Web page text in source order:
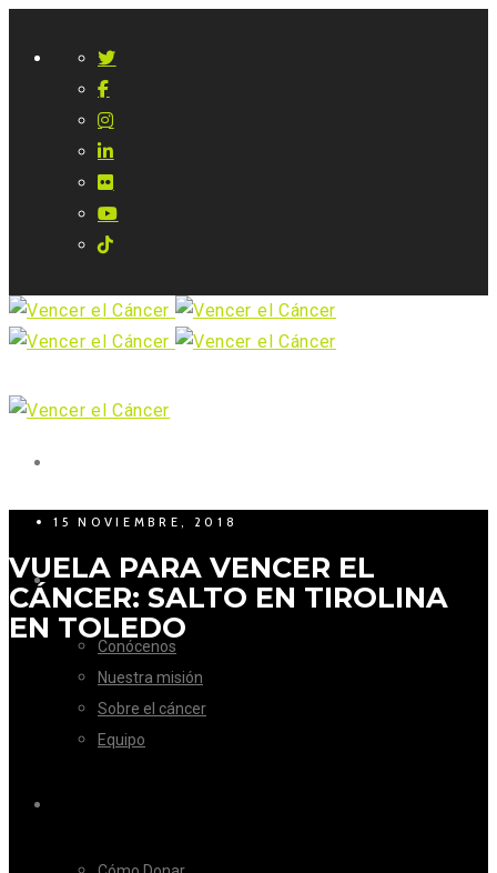
LA FUNDACIÓN
Conócenos
Nuestra misión
Sobre el cáncer
Equipo
15 NOVIEMBRE, 2018
VUELA PARA VENCER EL
CÁNCER: SALTO EN TIROLINA
EN TOLEDO